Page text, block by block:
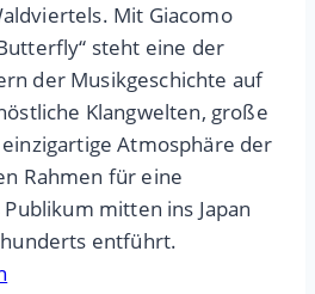
Mit Giacomo
steht eine der
der Musikgeschichte auf
Klangwelten, große
Atmosphäre der
Rahmen für eine
mitten ins Japan
entführt.